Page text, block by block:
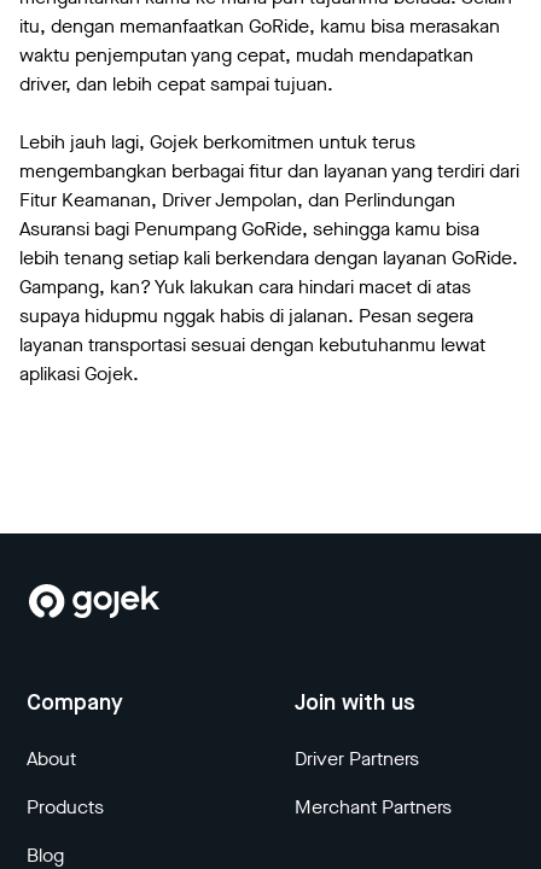
itu, dengan memanfaatkan GoRide, kamu bisa merasakan
waktu penjemputan yang cepat, mudah mendapatkan
driver, dan lebih cepat sampai tujuan.
Lebih jauh lagi, Gojek berkomitmen untuk terus
mengembangkan berbagai fitur dan layanan yang terdiri dari
Fitur Keamanan, Driver Jempolan, dan Perlindungan
Asuransi bagi Penumpang GoRide, sehingga kamu bisa
lebih tenang setiap kali berkendara dengan layanan GoRide.
Gampang, kan? Yuk lakukan cara hindari macet di atas
supaya hidupmu nggak habis di jalanan. Pesan segera
layanan transportasi sesuai dengan kebutuhanmu lewat
aplikasi Gojek.
Company
About
Products
Blog
Join with us
Driver Partners
Merchant Partners